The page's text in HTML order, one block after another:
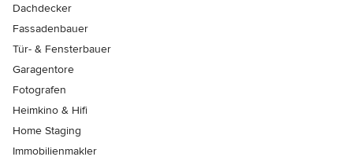
Dachdecker
Fassadenbauer
Tür- & Fensterbauer
Garagentore
Fotografen
Heimkino & Hifi
Home Staging
Immobilienmakler